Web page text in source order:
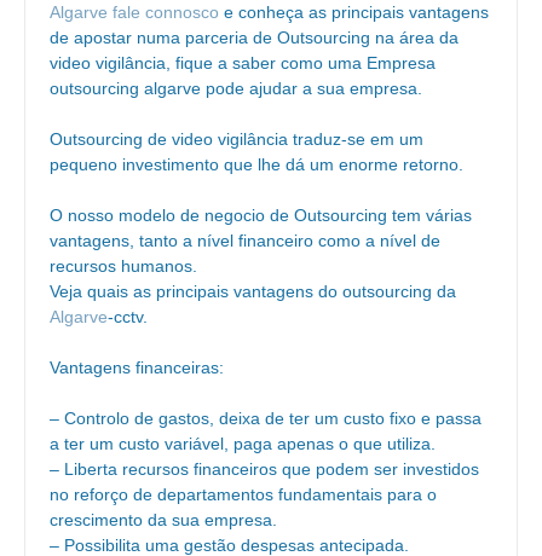
Algarve fale connosco e conheça as principais vantagens
de apostar numa parceria de Outsourcing na área da
video vigilância, fique a saber como uma Empresa
outsourcing algarve pode ajudar a sua empresa.
Outsourcing de video vigilância traduz-se em um
pequeno investimento que lhe dá um enorme retorno.
O nosso modelo de negocio de Outsourcing tem várias
vantagens, tanto a nível financeiro como a nível de
recursos humanos.
Veja quais as principais vantagens do outsourcing da
Algarve-cctv.
Vantagens financeiras:
– Controlo de gastos, deixa de ter um custo fixo e passa
a ter um custo variável, paga apenas o que utiliza.
– Liberta recursos financeiros que podem ser investidos
no reforço de departamentos fundamentais para o
crescimento da sua empresa.
– Possibilita uma gestão despesas antecipada.